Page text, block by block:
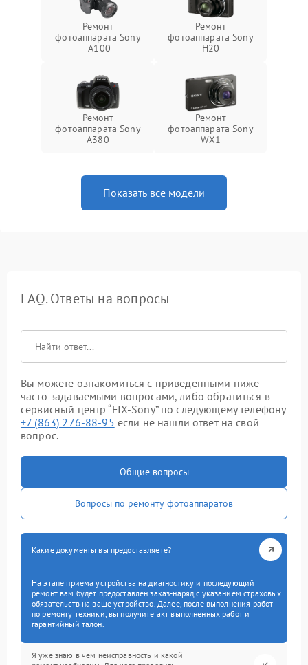
Ремонт
фотоаппарата Sony
A100
Ремонт
фотоаппарата Sony
H20
Ремонт
фотоаппарата Sony
A380
Ремонт
фотоаппарата Sony
WX1
Показать все модели
FAQ. Ответы на вопросы
Вы можете ознакомиться с приведенными ниже
часто задаваемыми вопросами, либо обратиться в
сервисный центр “FIX-Sony” по следующему телефону
+7 (863) 276-88-95 если не нашли ответ на свой
вопрос.
Общие вопросы
Вопросы по ремонту фотоаппаратов
Какие документы вы предоставляете?
На этапе приема устройства на диагностику и последующий
ремонт вам будет предоставлен заказ-наряд с указанием страховых
обязательств на ваше устройство. Далее, после выполнения работ
по ремонту техники, вы получите акт выполненных работ и
гарантийный талон.
Я уже знаю в чем неисправность и какой